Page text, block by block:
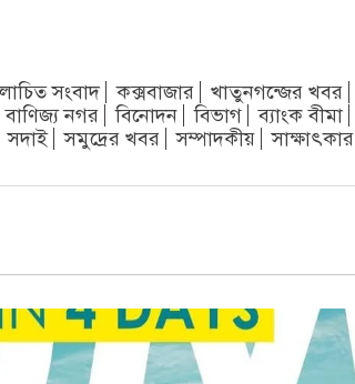
সংবাদ কক্সবাজার খাতুনগন্জের খবর
বাণিজ্য নগর বিনোদন বিভাগ ব্যাংক বীমা
সদাই সমুদ্রের খবর সম্পাদকীয় সাক্ষাৎকার